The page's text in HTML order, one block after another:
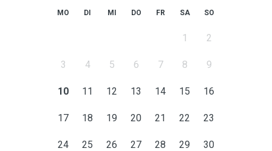
MO DI MI DO FR SA SO
1 2
3 4 5 6 7 8 9
10 11 12 13 14 15 16
17 18 19 20 21 22 23
24 25 26 27 28 29 30